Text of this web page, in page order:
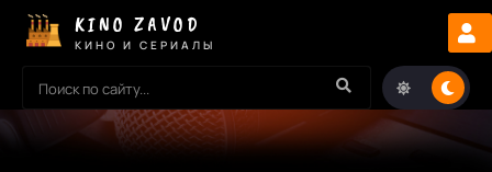
KINO ZAVOD
КИНО И СЕРИАЛЫ